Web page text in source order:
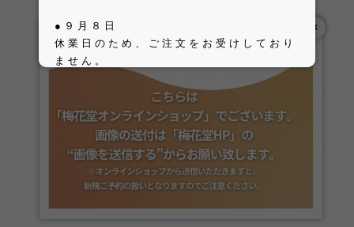
●９月８日
休業日のため、ご注文をお受けしており
ません。
午前中のお受け取りでよろしければご用
意可能ですのでご入用の場合はお電話に
てお願いいたします。
梅花堂
０２３８-２３-１９６４ （営業時間
8:00～19:00)
×